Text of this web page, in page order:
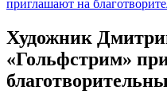
Художник
«Гольфстрим»